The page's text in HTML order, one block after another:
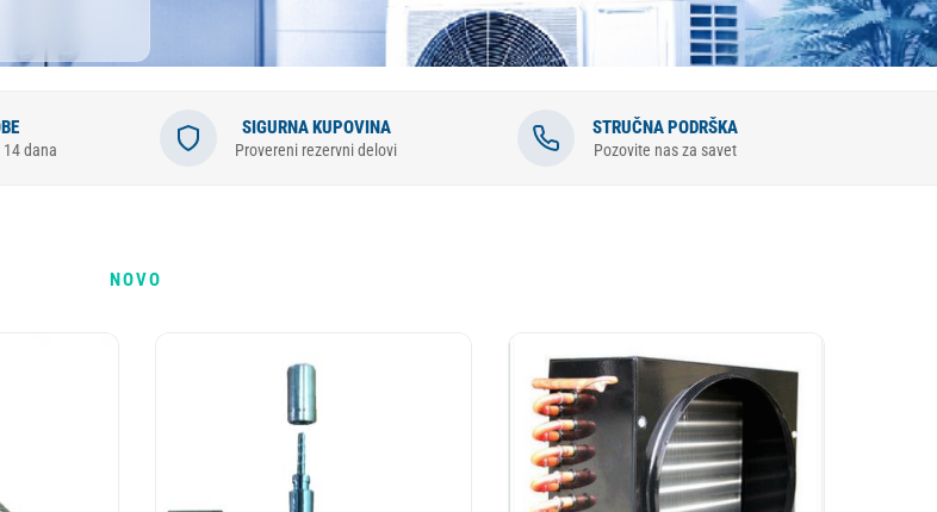
PLINSKI UREDJAJ
MLIN ZA KAFU APARAT ZA PIVO
14 dana
SIGURNA KUPOVINA
Provereni rezervni delovi
STRUČNA PODRŠKA
Pozovite nas za savet
NOVO